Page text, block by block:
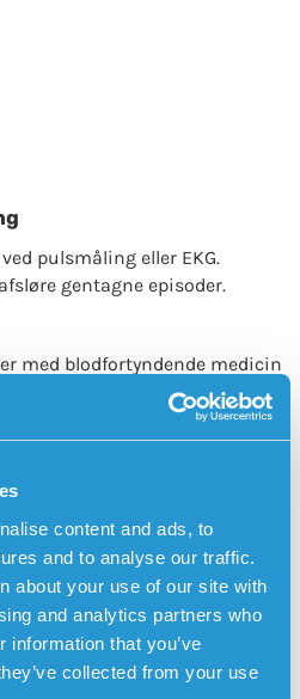
content and ads, to
and to analyse our traffic.
about your use of our site with
and analytics partners who
information that you’ve
collected from your use
pulsmåling eller EKG.
gentagne episoder.
med blodfortyndende medicin
med medicin
rytmen med el-
læge?
hjertebanken, uregelmæssig
Ved brystsmerter – ring 112